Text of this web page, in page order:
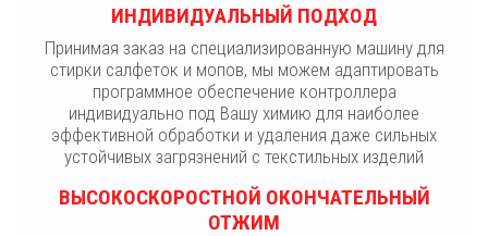
ИНДИВИДУАЛЬНЫЙ ПОДХОД
Принимая заказ на специализированную машину для
стирки салфеток и мопов, мы можем адаптировать
программное обеспечение контроллера
индивидуально под Вашу химию для наиболее
эффективной обработки и удаления даже сильных
устойчивых загрязнений с текстильных изделий
ВЫСОКОСКОРОСТНОЙ ОКОНЧАТЕЛЬНЫЙ
ОТЖИМ